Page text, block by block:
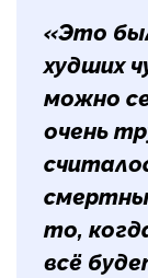
«Это
худших
можно
очень
то,
всё